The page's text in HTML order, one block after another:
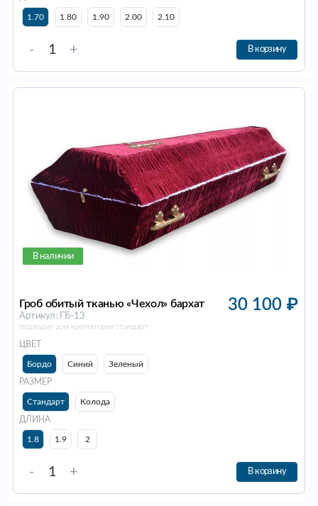
1.70 1.80 1.90 2.00 2.10
- + В корзину
В наличии
Гроб обитый тканью «Чехол» бархат
Артикул: ГБ-13
подходит для крематория стандарт
30 100 ₽
ЦВЕТ
Бордо Синий Зеленый
РАЗМЕР
Стандарт Колода
ДЛИНА
1.8 1.9 2
- + В корзину